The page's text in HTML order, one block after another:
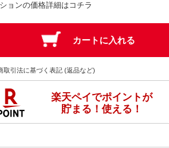
ョンの価格詳細はコチラ
取引法に基づく表記 (返品など)